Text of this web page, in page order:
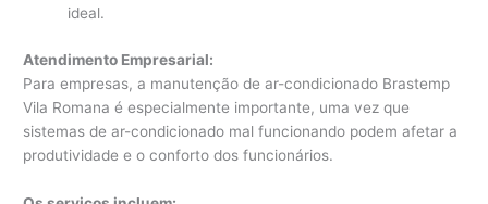
ideal.
Atendimento Empresarial:
Para empresas, a manutenção de ar-condicionado Brastemp
Vila Romana é especialmente importante, uma vez que
sistemas de ar-condicionado mal funcionando podem afetar a
produtividade e o conforto dos funcionários.